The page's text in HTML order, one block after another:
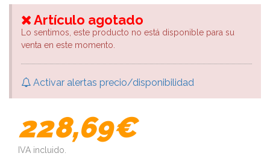
Artículo agotado
Lo sentimos, este producto no está disponible para su
venta en este momento.
Activar alertas precio/disponibilidad
228,69€
IVA incluido.